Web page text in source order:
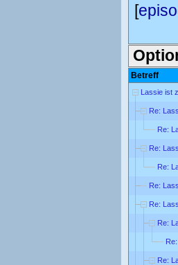
[
Betreff
Lassie ist
Re:
Re:
Re:
Re:
Re:
Re:
Re:
Re: